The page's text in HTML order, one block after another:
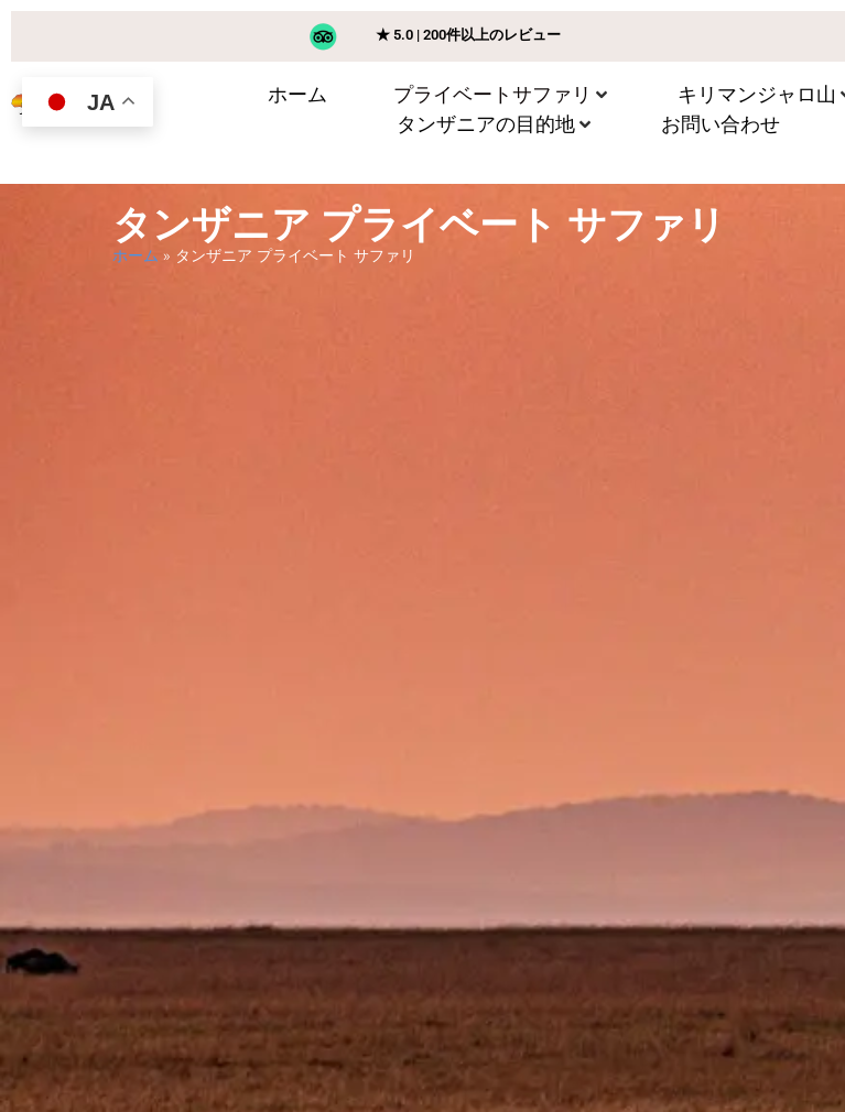
★ 5.0 | 200件以上のレビュー
ホーム プライベートサファリ キリマンジャロ山
タンザニアの目的地
お問い合わせ
タンザニア プライベート サファリ
ホーム » タンザニア プライベート サファリ
JA